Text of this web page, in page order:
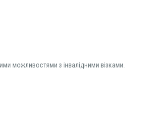
можливостями з інвалідними візками.